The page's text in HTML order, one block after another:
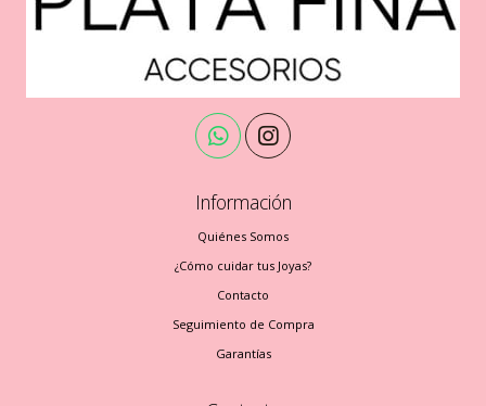
Información
Quiénes Somos
¿Cómo cuidar tus Joyas?
Contacto
Seguimiento de Compra
Garantías